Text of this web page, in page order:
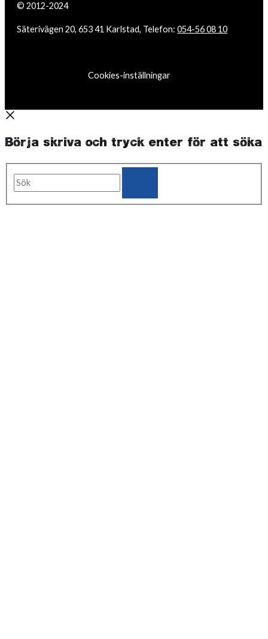
© 2012-2024
Säterivägen 20, 653 41 Karlstad, Telefon: 054-56 08 10
Cookies-inställningar
Börja skriva och tryck enter för att söka
Sök